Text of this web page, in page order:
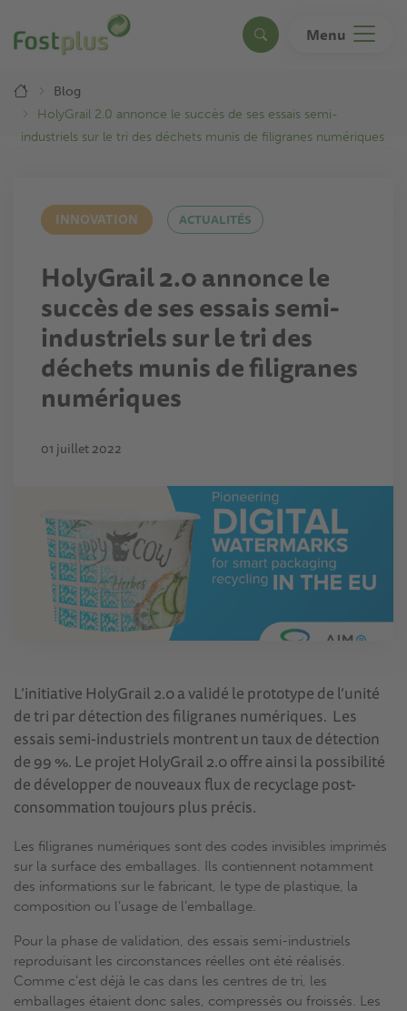
au
contenu
Search Menu
Breadcrumb
Blog
HolyGrail 2.0 annonce le succès de ses essais semi-
industriels sur le tri des déchets munis de filigranes numériques
INNOVATION ACTUALITÉS
HolyGrail 2.0 annonce le
succès de ses essais semi-
industriels sur le tri des
déchets munis de filigranes
numériques
01 juillet 2022
L’initiative HolyGrail 2.0 a validé le prototype de l’unité
de tri par détection des filigranes numériques. Les
essais semi-industriels montrent un taux de détection
de 99 %. Le projet HolyGrail 2.0 offre ainsi la possibilité
de développer de nouveaux flux de recyclage post-
consommation toujours plus précis.
Les filigranes numériques sont des codes invisibles imprimés
sur la surface des emballages. Ils contiennent notamment
des informations sur le fabricant, le type de plastique, la
composition ou l’usage de l’emballage.
Pour la phase de validation, des essais semi-industriels
reproduisant les circonstances réelles ont été réalisés.
Comme c’est déjà le cas dans les centres de tri, les
emballages étaient donc sales, compressés ou froissés. Les